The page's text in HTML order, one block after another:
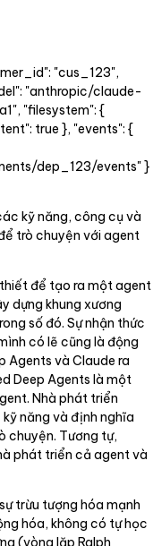
"cus_123",
"anthropic/claude-
"filesystem": {
true }, "events": {
dep_123/events" }
kỹ năng, công cụ và
trò chuyện với agent
để tạo ra một agent
dựng khung xương
số đó. Sự nhận thức
có lẽ cũng là động
Agents và Claude ra
Deep Agents là một
Nhà phát triển
năng và định nghĩa
chuyện. Tương tự,
phát triển cả agent và
trừu tượng hóa mạnh
hóa, không có tự học
(vòng lặp Ralph